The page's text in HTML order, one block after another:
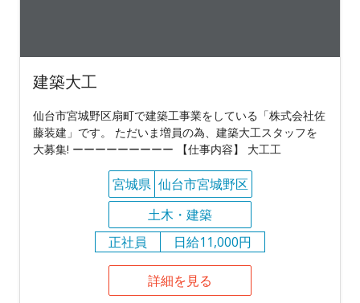
建築大工
仙台市宮城野区扇町で建築工事業をしている「株式会社佐
藤装建」です。 ただいま増員の為、建築大工スタッフを
大募集! ーーーーーーーーー 【仕事内容】 大工工
宮城県 仙台市宮城野区
土木・建築
正社員
日給11,000円
詳細を見る